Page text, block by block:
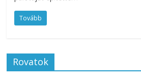
Tovább
Rovatok